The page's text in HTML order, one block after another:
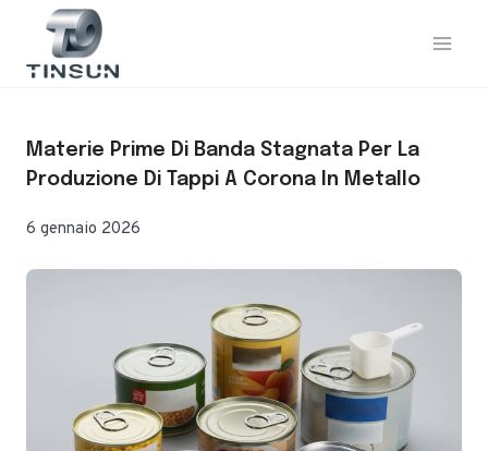
contenuto
Materie Prime Di Banda Stagnata Per La
Produzione Di Tappi A Corona In Metallo
6 gennaio 2026